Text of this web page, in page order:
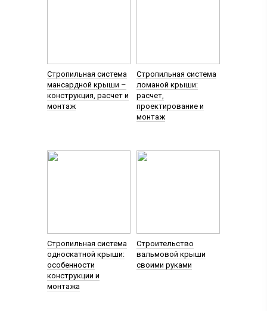
Стропильная система
мансардной крыши –
конструкция, расчет и
монтаж
Стропильная система
ломаной крыши:
расчет,
проектирование и
монтаж
Стропильная система
односкатной крыши:
особенности
конструкции и
монтажа
Строительство
вальмовой крыши
своими руками